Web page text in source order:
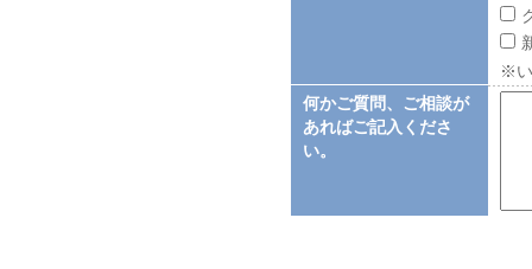
※い
何かご質問、ご相談が
あればご記入くださ
い。